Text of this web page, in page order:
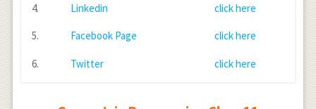
4.
Linkedin click here
5. Facebook Page click here
6. Twitter click here